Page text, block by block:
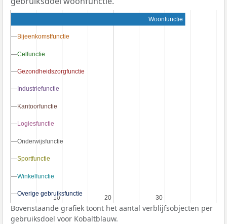
10
10 20
20 30
30
Woonfunctie
Bijeenkomstfunctie
Bijeenkomstfunctie
Celfunctie
Celfunctie
Gezondheidszorgfunctie
Gezondheidszorgfunctie
Industriefunctie
Industriefunctie
Kantoorfunctie
Kantoorfunctie
Logiesfunctie
Logiesfunctie
Onderwijsfunctie
Onderwijsfunctie
Sportfunctie
Sportfunctie
Winkelfunctie
Winkelfunctie
Overige gebruiksfunctie
Overige gebruiksfunctie
Bovenstaande grafiek toont het aantal verblijfsobjecten per
gebruiksdoel voor Kobaltblauw.